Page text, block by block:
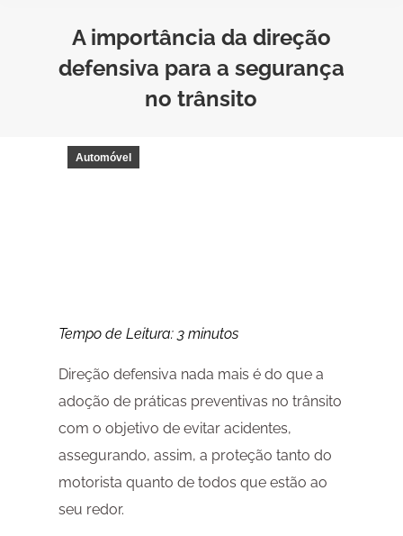
A importância da direção
defensiva para a segurança
no trânsito
Automóvel
Tempo de Leitura: 3 minutos
Direção defensiva nada mais é do que a
adoção de práticas preventivas no trânsito
com o objetivo de evitar acidentes,
assegurando, assim, a proteção tanto do
motorista quanto de todos que estão ao
seu redor.